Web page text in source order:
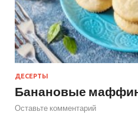
ДЕСЕРТЫ
Банановые
Оставьте комментарий